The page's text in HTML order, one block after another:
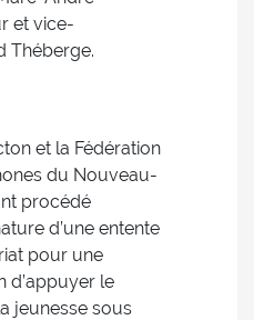
et vice-
Théberge.
et la Fédération
du Nouveau-
procédé
d’une entente
pour une
d’appuyer le
jeunesse sous